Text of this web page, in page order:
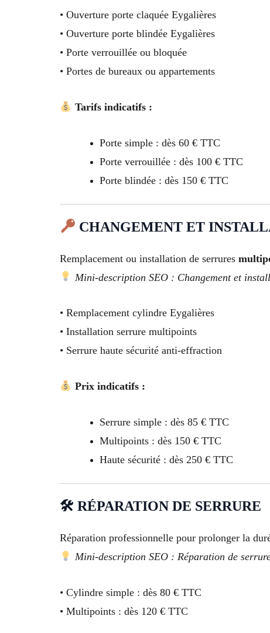
• Ouverture porte claquée Eygalières
• Ouverture porte blindée Eygalières
• Porte verrouillée ou bloquée
• Portes de bureaux ou appartements
Tarifs indicatifs :
Porte simple : dès 60 € TTC
Porte verrouillée : dès 100 € TTC
Porte blindée : dès 150 € TTC
CHANGEMENT ET
Remplacement ou installation de serrures
Mini-description SEO : Changement et
• Remplacement cylindre Eygalières
• Installation serrure multipoints
• Serrure haute sécurité anti-effraction
Prix indicatifs :
Serrure simple : dès 85 € TTC
Multipoints : dès 150 € TTC
Haute sécurité : dès 250 € TTC
🛠 RÉPARATION DE SERRURE
Réparation professionnelle pour prolonger la
Mini-description SEO : Réparation de
• Cylindre simple : dès 80 € TTC
• Multipoints : dès 120 € TTC